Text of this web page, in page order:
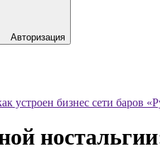
Авторизация
устроен бизнес сети баров